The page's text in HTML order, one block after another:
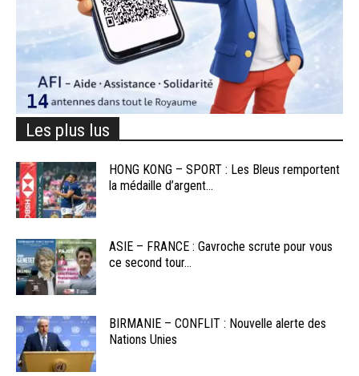
Les plus lus
HONG KONG – SPORT : Les Bleus remportent
la médaille d’argent...
ASIE – FRANCE : Gavroche scrute pour vous
ce second tour...
BIRMANIE – CONFLIT : Nouvelle alerte des
Nations Unies